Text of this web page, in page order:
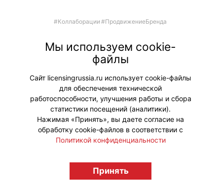
#Коллаборации #ПродвижениеБренда
В «Яндекс Книгах» вышел
аудиосборник рассказов по
вселенной видеоигры
Atomic Heart
Российские новости
Мы используем cookie-
файлы
Сайт licensingrussia.ru использует cookie-файлы
для обеспечения технической
работоспособности, улучшения работы и сбора
статистики посещений (аналитики).
Нажимая «Принять», вы даете согласие на
обработку cookie-файлов в соответствии с
Политикой конфиденциальности
Принять